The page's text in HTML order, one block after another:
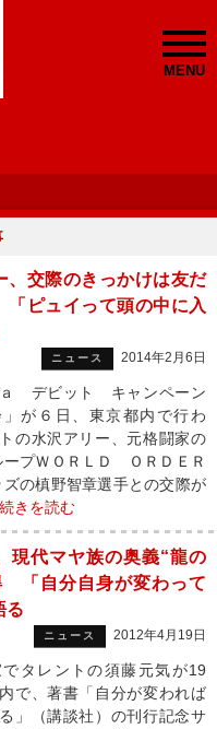
MENU
、交際のきっかけは友だ
ピュイって頭の中に入
ニュース 2014年2月6日
デビット キャンペーン
が６日、東京都内で行わ
の水沢アリー、元格闘家の
ープＷＯＲＬＤ ＯＲＤＥＲ
の槙野智章選手との交際が
続きを読む
現代マヤ族の奥義“龍の
「自分自身が変わって
る
ニュース 2012年4月19日
タレントの須藤元気が19
で、著書「自分が変われば
」（講談社）の刊行記念サ